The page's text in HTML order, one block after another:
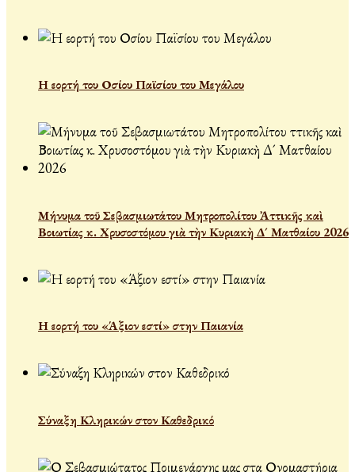
Η εορτή του Οσίου Παϊσίου του Μεγάλου
Μήνυμα τοῦ Σεβασμιωτάτου Μητροπολίτου Ἀττικῆς καὶ
Βοιωτίας κ. Χρυσοστόμου γιὰ τὴν Κυριακὴ Δ´ Ματθαίου 2026
Η εορτή του «Άξιον εστί» στην Παιανία
Σύναξη Κληρικών στον Καθεδρικό